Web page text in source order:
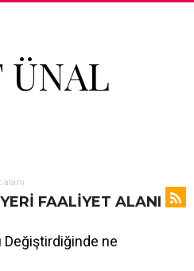
ÜNAL
FAALIYET ALANI
Değiştirdiğinde ne